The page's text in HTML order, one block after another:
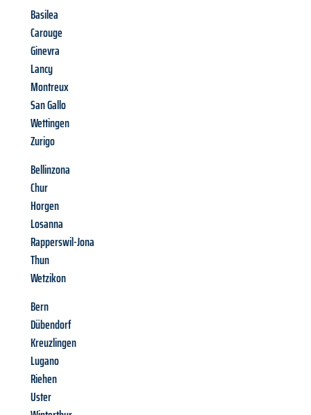
Basilea
Carouge
Ginevra
Lancy
Montreux
San Gallo
Wettingen
Zurigo
Bellinzona
Chur
Horgen
Losanna
Rapperswil-Jona
Thun
Wetzikon
Bern
Dübendorf
Kreuzlingen
Lugano
Riehen
Uster